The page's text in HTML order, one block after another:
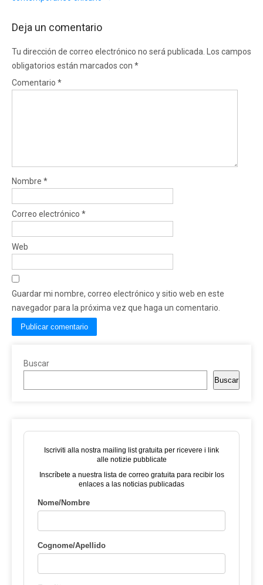
Deja un comentario
Tu dirección de correo electrónico no será publicada.
Los campos
obligatorios están marcados con *
Comentario *
Nombre *
Correo electrónico *
Web
Guardar mi nombre, correo electrónico y sitio web en este
navegador para la próxima vez que haga un comentario.
Buscar
Buscar
Iscriviti alla nostra mailing list gratuita per ricevere i link
alle notizie pubblicate
Inscríbete a nuestra lista de correo gratuita para recibir los
enlaces a las noticias publicadas
Nome/Nombre
Cognome/Apellido